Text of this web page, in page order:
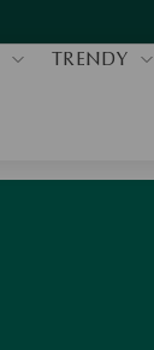
TRENDY